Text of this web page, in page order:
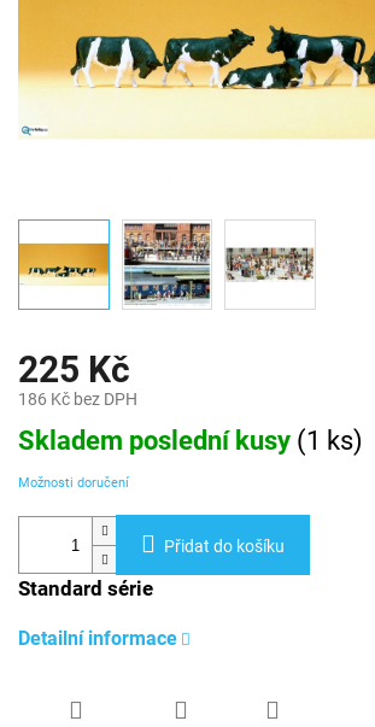
225 Kč
186 Kč bez DPH
Měrná
cena:
Skladem poslední kusy (1 ks)
Možnosti doručení
Přidat do košíku
Standard série
Detailní informace